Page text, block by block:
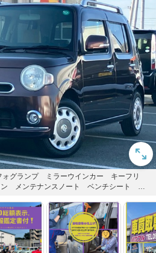
グランプ ミラーウインカー キーフリ
メンテナンスノート ベンチシート ラ